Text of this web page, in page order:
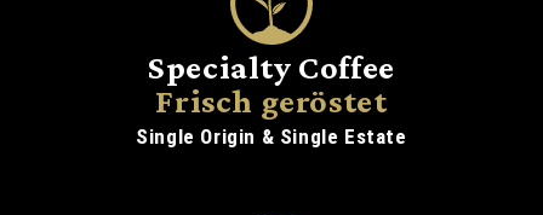
Specialty Coffee
Frisch geröstet
Single Origin & Single Estate